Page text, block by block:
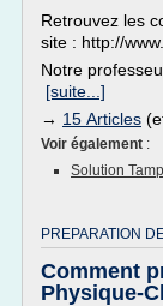
Retrouvez les
site : http://
Notre
[suite...]
→ 15 Articles
Voir également :
Solution
PREPARATION
Comment
Physique-